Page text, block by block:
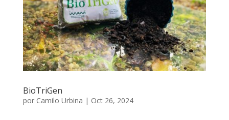
BioTriGen
por Camilo Urbina | Oct 26, 2024